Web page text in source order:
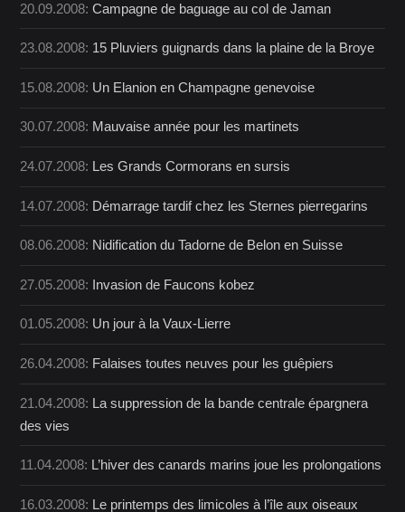
20.09.2008:Campagne de baguage au col de Jaman
23.08.2008: 15 Pluviers guignards dans la plaine de la Broye
15.08.2008: Un Elanion en Champagne genevoise
30.07.2008: Mauvaise année pour les martinets
24.07.2008: Les Grands Cormorans en sursis
14.07.2008: Démarrage tardif chez les Sternes pierregarins
08.06.2008: Nidification du Tadorne de Belon en Suisse
27.05.2008: Invasion de Faucons kobez
01.05.2008: Un jour à la Vaux-Lierre
26.04.2008: Falaises toutes neuves pour les guêpiers
21.04.2008: La suppression de la bande centrale épargnera
des vies
11.04.2008: L’hiver des canards marins joue les prolongations
16.03.2008: Le printemps des limicoles à l’île aux oiseaux